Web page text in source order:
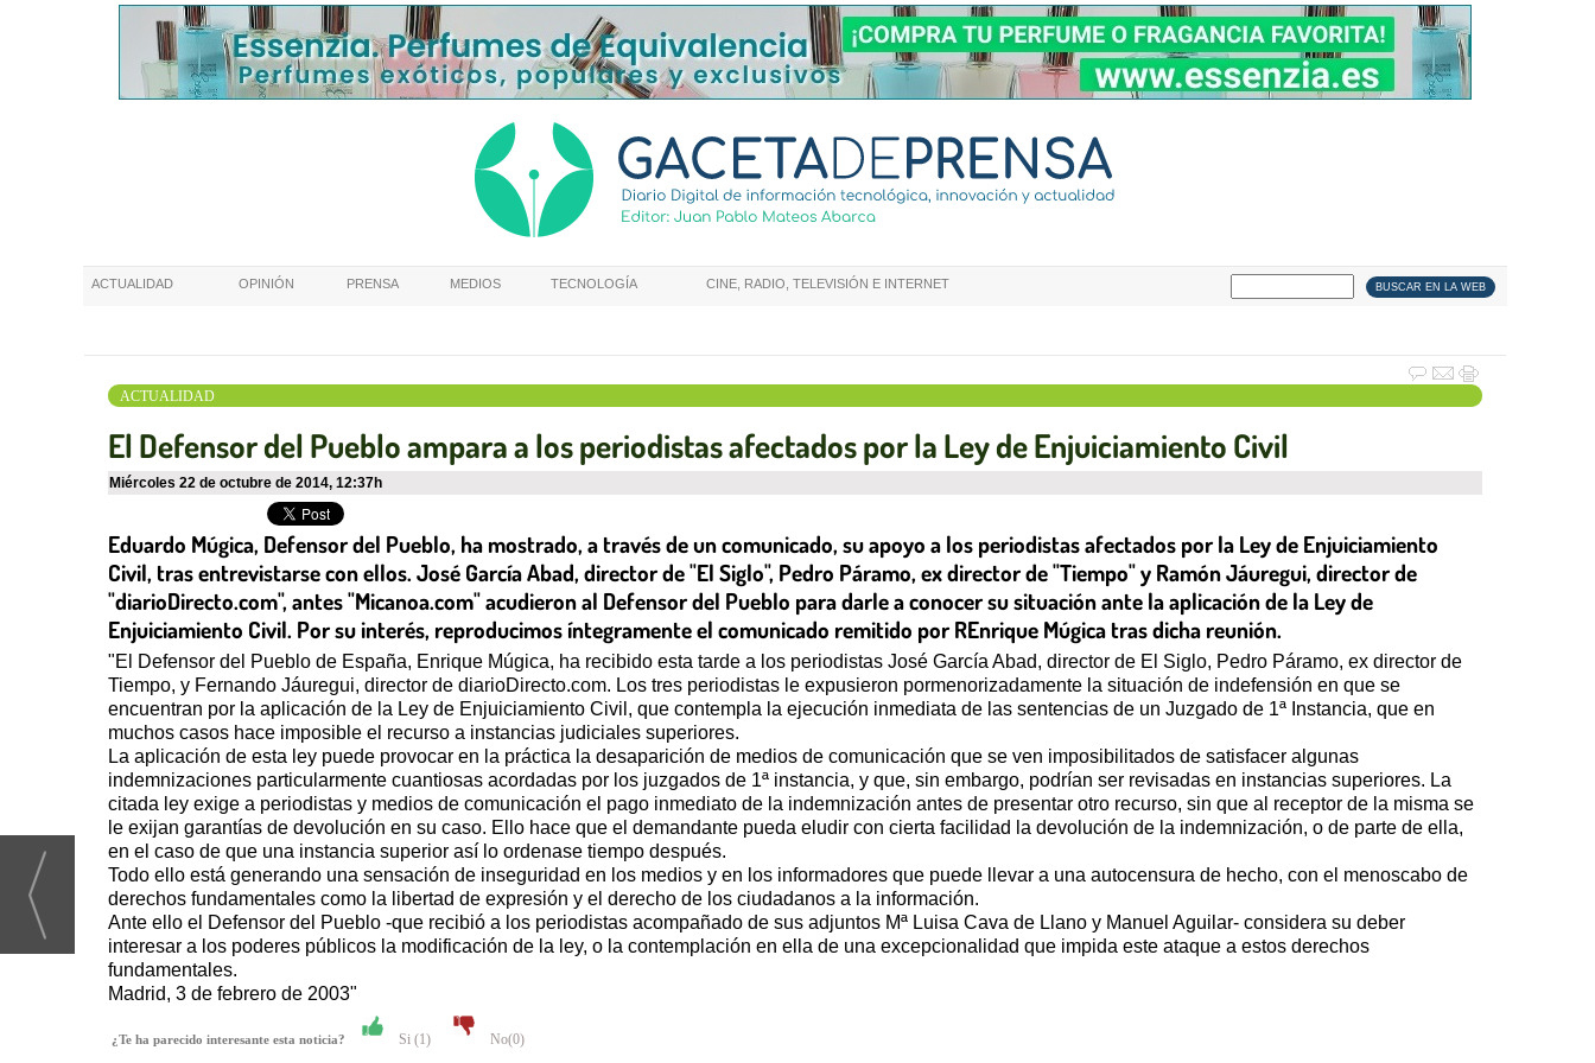
ACTUALIDAD OPINIÓN PRENSA MEDIOS TECNOLOGÍA CINE, RADIO, TELEVISIÓN E INTERNET
ACTUALIDAD
El Defensor del Pueblo ampara a los periodistas afectados por la Ley de Enjuiciamiento Civil
miércoles 22 de octubre de 2014, 12:37h
Eduardo Múgica, Defensor del Pueblo, ha mostrado, a través de un comunicado, su apoyo a los periodistas afectados por la Ley de Enjuiciamiento
Civil, tras entrevistarse con ellos. José García Abad, director de "El Siglo", Pedro Páramo, ex director de "Tiempo" y Ramón Jáuregui, director de
"diarioDirecto.com", antes "Micanoa.com" acudieron al Defensor del Pueblo para darle a conocer su situación ante la aplicación de la Ley de
Enjuiciamiento Civil. Por su interés, reproducimos íntegramente el comunicado remitido por REnrique Múgica tras dicha reunión.
"El Defensor del Pueblo de España, Enrique Múgica, ha recibido esta tarde a los periodistas José García Abad, director de El Siglo, Pedro Páramo, ex director de
Tiempo, y Fernando Jáuregui, director de diarioDirecto.com. Los tres periodistas le expusieron pormenorizadamente la situación de indefensión en que se
encuentran por la aplicación de la Ley de Enjuiciamiento Civil, que contempla la ejecución inmediata de las sentencias de un Juzgado de 1ª Instancia, que en
muchos casos hace imposible el recurso a instancias judiciales superiores.
La aplicación de esta ley puede provocar en la práctica la desaparición de medios de comunicación que se ven imposibilitados de satisfacer algunas
indemnizaciones particularmente cuantiosas acordadas por los juzgados de 1ª instancia, y que, sin embargo, podrían ser revisadas en instancias superiores. La
citada ley exige a periodistas y medios de comunicación el pago inmediato de la indemnización antes de presentar otro recurso, sin que al receptor de la misma se
le exijan garantías de devolución en su caso. Ello hace que el demandante pueda eludir con cierta facilidad la devolución de la indemnización, o de parte de ella,
en el caso de que una instancia superior así lo ordenase tiempo después.
Todo ello está generando una sensación de inseguridad en los medios y en los informadores que puede llevar a una autocensura de hecho, con el menoscabo de
derechos fundamentales como la libertad de expresión y el derecho de los ciudadanos a la información.
Ante ello el Defensor del Pueblo -que recibió a los periodistas acompañado de sus adjuntos Mª Luisa Cava de Llano y Manuel Aguilar- considera su deber
interesar a los poderes públicos la modificación de la ley, o la contemplación en ella de una excepcionalidad que impida este ataque a estos derechos
fundamentales.
Madrid, 3 de febrero de 2003"
¿Te ha parecido interesante esta noticia? Si (1) No(0)